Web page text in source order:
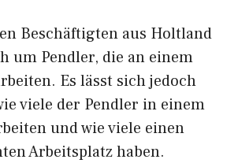
Beschäftigten aus Holtland
um Pendler, die an einem
Es lässt sich jedoch
viele der Pendler in einem
und wie viele einen
Arbeitsplatz haben.